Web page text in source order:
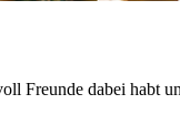
Freunde dabei habt